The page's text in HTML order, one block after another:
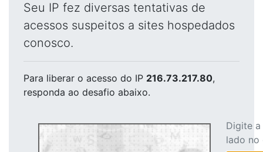
Seu IP fez diversas tentativas de
acessos suspeitos a sites hospedados
conosco.
Para liberar o acesso do IP 216.73.217.80,
responda ao desafio abaixo.
Digite
lado no